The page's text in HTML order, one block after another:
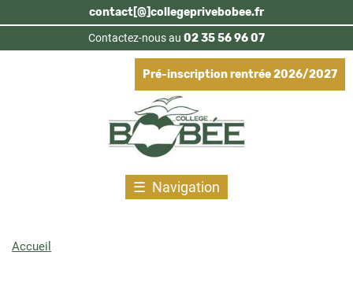
Aller
au
contenu
principal
contact[@]collegeprivebobee.fr
Contactez-nous au 02 35 56 96 07
Pré-inscription rentrée 2026/2027
Navigation
Accueil